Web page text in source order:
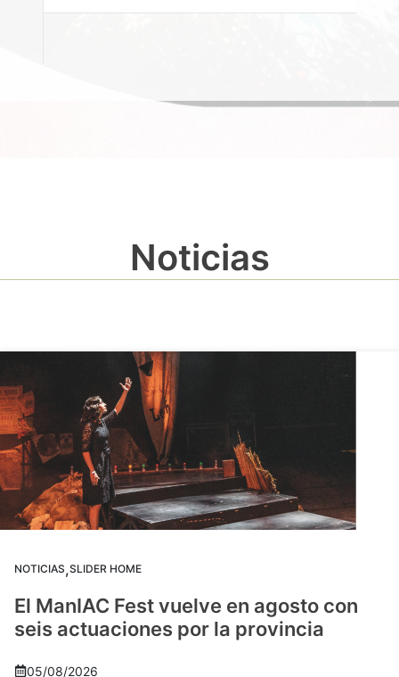
Noticias
NOTICIAS,SLIDER HOME
El ManIAC Fest vuelve en agosto con
seis actuaciones por la provincia
05/08/2026